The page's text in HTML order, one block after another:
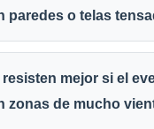
paredes o telas
mejor si el
zonas de mucho